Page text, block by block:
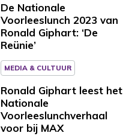
De Nationale
Voorleeslunch 2023 van
Ronald Giphart: ‘De
Reünie’
MEDIA & CULTUUR
Ronald Giphart leest het
Nationale
Voorleeslunchverhaal
voor bij MAX